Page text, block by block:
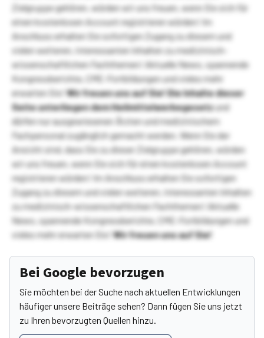
Zielgruppe gehören, würden wir uns freuen, wenn Sie sich für
einen kostenlosen Account registrieren würden! Im
Anschluss erhalten Sie sofortigen Zugang zu diesem und
vielen weiteren, interessanten Inhalten zu medizinisch-
wissenschaftlichen Fachthemen! Aktuelle News, spannende
Kongressberichte, CME-Fortbildungen und vieles mehr
erwarten Sie!Wir freuen uns auf Sie!Die Inhalte dieser
Seite unterliegen dem Heilmittelwerbegesetzund
dürfen nur ausgewiesenen Ärzten und medizinischem
Fachpersonal zugänglich gemacht werden. Wenn Sie der
Ansicht sind, dass Sie zu dieser Zielgruppe gehören, würden
wir uns freuen, wenn Sie sich für einen kostenlosen Account
registrieren würden! Im Anschluss erhalten Sie sofortigen
Zugang zu diesem und vielen weiteren, interessanten Inhalten
zu medizinisch-wissenschaftlichen Fachthemen! Aktuelle
News, spannende Kongressberichte, CME-Fortbildungen und
vieles mehr erwarten Sie!Wir freuen uns auf Sie!
Bei Google bevorzugen
Sie möchten bei der Suche nach aktuellen Entwicklungen
häufiger unsere Beiträge sehen? Dann fügen Sie uns jetzt
zu Ihren bevorzugten Quellen hinzu.